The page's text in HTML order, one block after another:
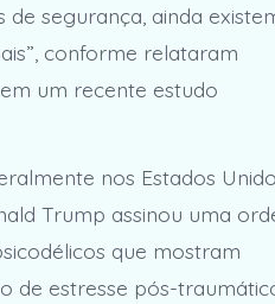
segurança, ainda
conforme relataram
um recente estudo
nos Estados
Trump assinou uma
que mostram
de estresse pós-